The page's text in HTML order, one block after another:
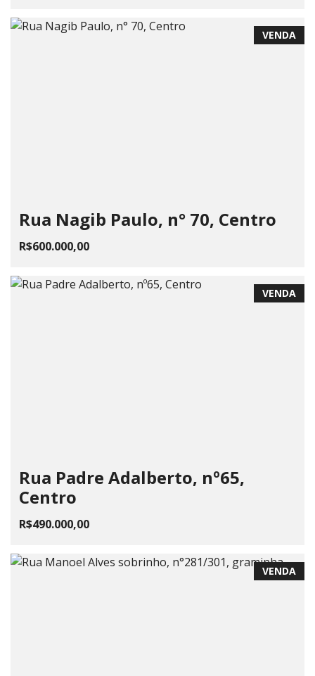
VENDA
Rua Nagib Paulo, n° 70, Centro
R$600.000,00
VENDA
Rua Padre Adalberto, nº65,
Centro
R$490.000,00
VENDA